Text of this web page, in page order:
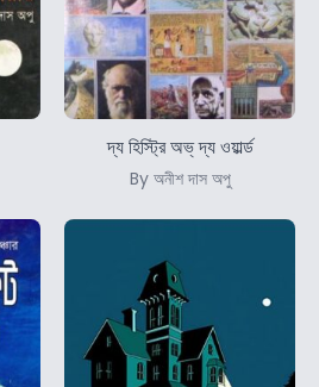
দ্য হিস্ট্রি অভ্ দ্য ওয়ার্ল্ড
By অনীশ দাস অপু